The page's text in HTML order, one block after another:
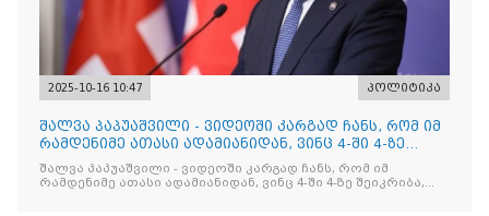
2025-10-16 10:47 პოლიტიკა
შალვა პაპუაშვილი - ვიდეოში კარგად ჩანს, რომ იმ
რამდენიმე ათასი ადამიანიდან, ვინც 4-ში 4-ზე
შეიკრიბა,
შალვა პაპუაშვილი - ვიდეოში კარგად ჩანს, რომ იმ
რამდენიმე ათასი ადამიანიდან, ვინც 4-ში 4-ზე შეიკრიბა,